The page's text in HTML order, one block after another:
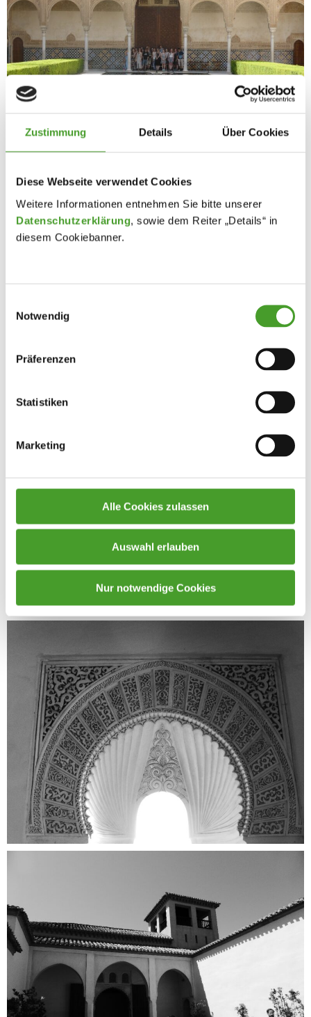
Zustimmung Details Über Cookies
Diese Webseite verwendet Cookies
Weitere Informationen entnehmen Sie bitte unserer
Datenschutzerklärung, sowie dem Reiter „Details“ in
diesem Cookiebanner.
Notwendig
Präferenzen
Statistiken
Marketing
Alle Cookies zulassen
Auswahl erlauben
Nur notwendige Cookies